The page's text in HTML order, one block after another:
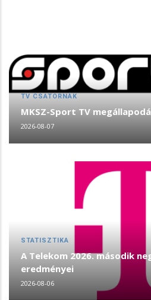
TV CSATORNÁK
MKSZ-Sport TV
2026-08-07
STATISZTIKA
A Telekom 2026. második
eredményei
2026-08-06